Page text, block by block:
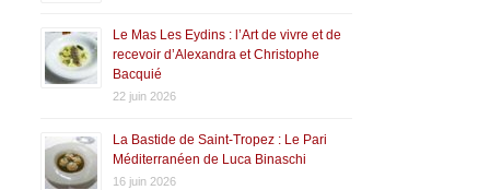
Le Mas Les Eydins : l’Art de vivre et de
recevoir d’Alexandra et Christophe
Bacquié
22 juin 2026
La Bastide de Saint-Tropez : Le Pari
Méditerranéen de Luca Binaschi
16 juin 2026